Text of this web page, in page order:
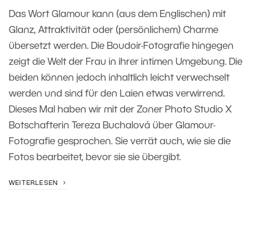
Das Wort Glamour kann (aus dem Englischen) mit
Glanz, Attraktivität oder (persönlichem) Charme
übersetzt werden. Die Boudoir-Fotografie hingegen
zeigt die Welt der Frau in ihrer intimen Umgebung. Die
beiden können jedoch inhaltlich leicht verwechselt
werden und sind für den Laien etwas verwirrend.
Dieses Mal haben wir mit der Zoner Photo Studio X
Botschafterin Tereza Buchalová über Glamour-
Fotografie gesprochen. Sie verrät auch, wie sie die
Fotos bearbeitet, bevor sie sie übergibt.
WEITERLESEN